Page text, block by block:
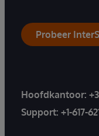
Probeer
Hoofdkantoor:
Support: +1-617-